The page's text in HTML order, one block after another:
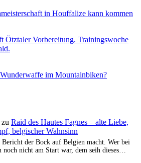
in Houffalize kann kommen
Ötztaler Vorbereitung. Trainingswoche
im Mountainbiken?
zu Raid des Hautes Fagnes – alte Liebe,
belgischer Wahnsinn
Bericht der Bock auf Belgien macht. Wer bei
noch nicht am Start war, dem seih dieses…